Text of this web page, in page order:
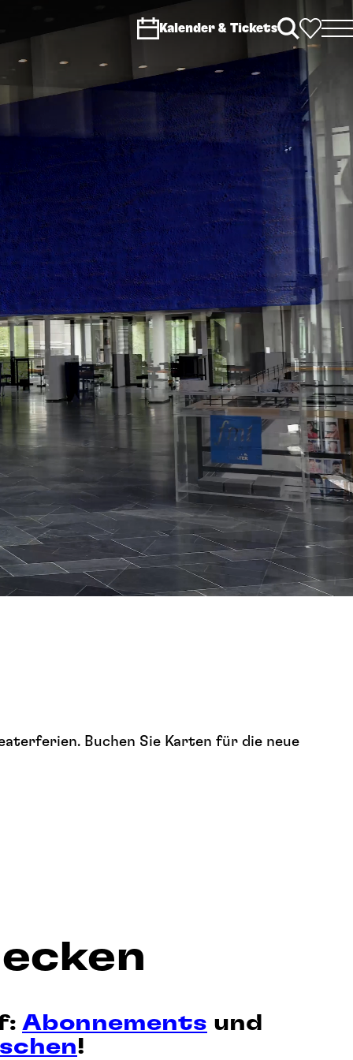
Kalender & Tickets
Buchen Sie Karten für die neue
Abonnements und
!